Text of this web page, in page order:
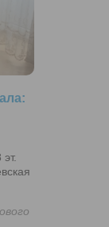
эт.